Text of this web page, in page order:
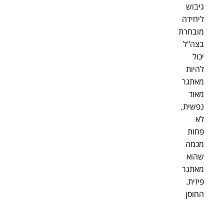
גיבוש
ליחידה
מובחרת
בצה"ל
יכול
להיות
מאתגר
מאוד
נפשית,
לא
פחות
מכמה
שהוא
מאתגר
פיזית.
החוסן